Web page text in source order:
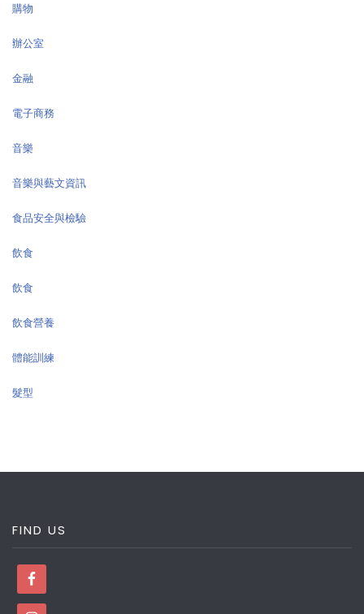
購物
辦公室
金融
電子商務
音樂
音樂與藝文資訊
食品安全與檢驗
飲食
飲食
飲食營養
體能訓練
髮型
FIND US